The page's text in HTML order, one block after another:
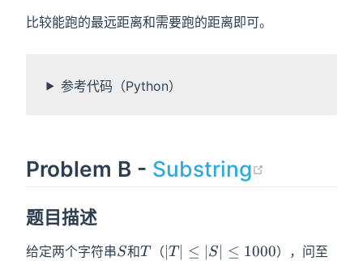
比较能跑的最远距离和需要跑的距离即可。
参考代码（Python）
Problem B - Substring
题目描述
给定两个字符串S
S和T
T（|T|\leq|S|\leq1000
∣T ∣ ≤ ∣S∣ ≤ 1000），问至